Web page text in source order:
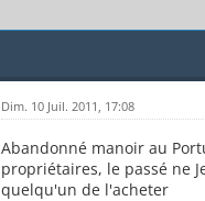
Dim. 10 Juil. 2011, 17:08
Abandonné manoir au
propriétaires, le passé ne
quelqu'un de l'acheter